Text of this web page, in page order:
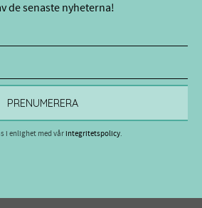
de senaste nyheterna!
PRENUMERERA
i enlighet med vårintegritetspolicy.